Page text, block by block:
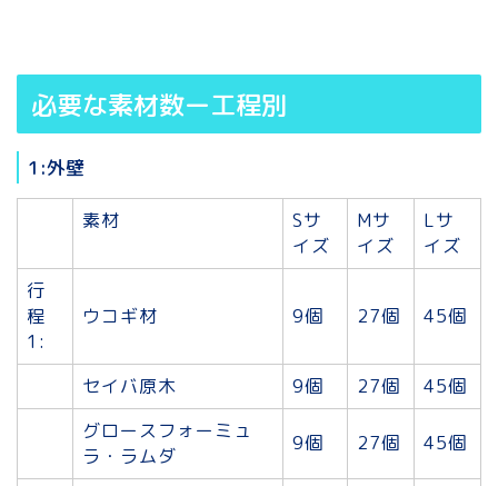
必要な素材数ー工程別
1:外壁
素材
Sサ
イズ
Mサ
イズ
Lサ
イズ
行
程
1:
ウコギ材 9個 27個 45個
セイバ原木 9個 27個
45個
グロースフォーミュ
ラ・ラムダ
9個 27個 45個